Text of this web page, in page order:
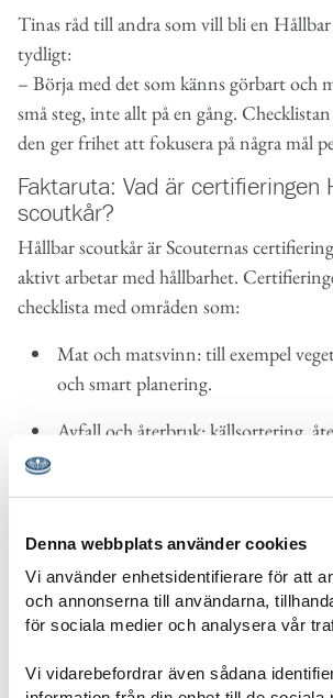
Denna webbplats använder cookies
Vi använder enhetsidentifierare för att
och annonserna till användarna,
för sociala medier och analysera vår
Vi vidarebefordrar även sådana
Tinas råd till andra som vill bli en
tydligt:
– Börja med det som känns görbart och
små steg, inte allt på en gång.
den ger frihet att fokusera på några mål
Faktaruta: Vad är certifieringen
scoutkår?
Hållbar scoutkår är Scouternas
aktivt arbetar med hållbarhet.
checklista med områden som:
Mat och matsvinn: till exempel
och smart planering.
Avfall och återbruk: källsortering,
resor.
Utbildning och engagemang:
scouter om hållbarhet.
Målet är att göra det enkelt att ta små
gör stor skillnad.